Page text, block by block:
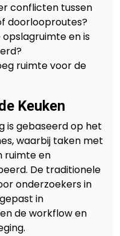
conflicten tussen
doorlooproutes?
opslagruimte en is
ruimte voor de
Keuken
is gebaseerd op het
waarbij taken met
ruimte en
De traditionele
onderzoekers in
in
de workflow en